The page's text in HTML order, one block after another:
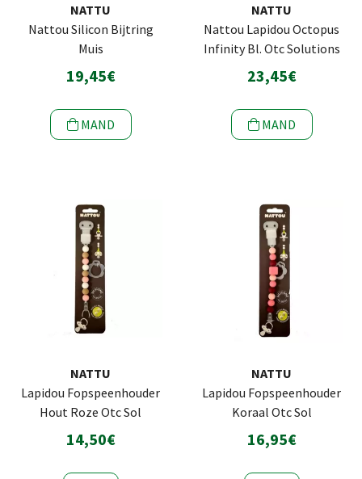
NATTU
Nattou Silicon Bijtring
Muis
19,45€
MAND
NATTU
Nattou Lapidou Octopus
Infinity Bl. Otc Solutions
23,45€
MAND
NATTU
Lapidou Fopspeenhouder
Hout Roze Otc Sol
14,50€
NATTU
Lapidou Fopspeenhouder
Koraal Otc Sol
16,95€